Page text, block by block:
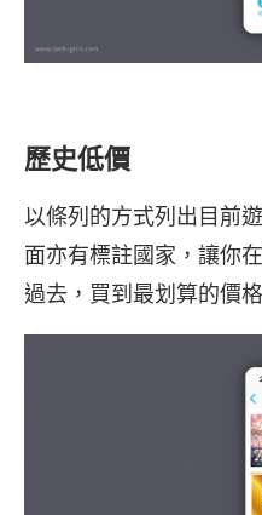
歷史低價
以條列的方式列出目前
面亦有標註國家，讓你
過去，買到最划算的價格